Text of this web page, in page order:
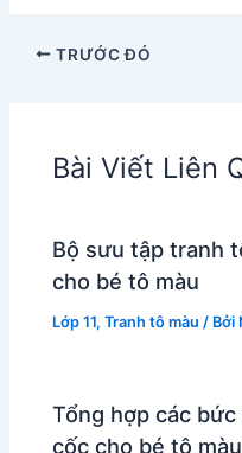
TRƯỚC ĐÓ
Bài Viết Liên
Bộ sưu tập tranh
cho bé tô màu
Lớp 11,Tranh tô màu / Bởi
Tổng hợp các
cốc cho bé tô màu